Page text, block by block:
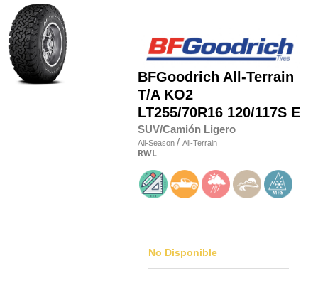
BFGoodrich All-Terrain
T/A KO2
LT255/70R16 120/117S E
SUV/Camión Ligero
All-Season / All-Terrain
RWL
No Disponible